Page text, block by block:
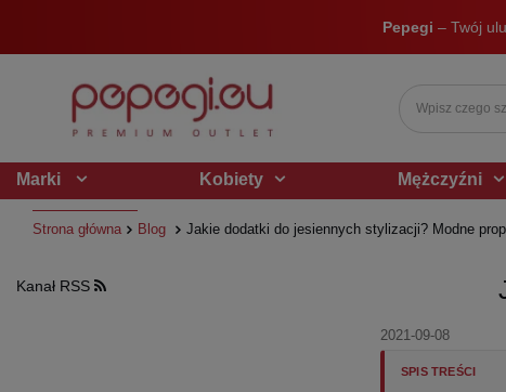
Pepegi – Twój
Marki Kobiety Mężczyźni
Strona główna Blog Jakie dodatki do jesiennych stylizacji? Modne
Kanał RSS
2021-09-08
SPIS TREŚCI